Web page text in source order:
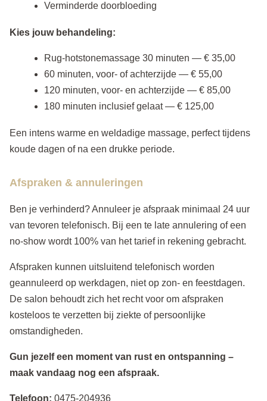
Verminderde doorbloeding
Kies jouw behandeling:
Rug-hotstonemassage 30 minuten — € 35,00
60 minuten, voor- of achterzijde — € 55,00
120 minuten, voor- en achterzijde — € 85,00
180 minuten inclusief gelaat — € 125,00
Een intens warme en weldadige massage, perfect tijdens
koude dagen of na een drukke periode.
Afspraken & annuleringen
Ben je verhinderd? Annuleer je afspraak minimaal 24 uur
van tevoren telefonisch. Bij een te late annulering of een
no-show wordt 100% van het tarief in rekening gebracht.
Afspraken kunnen uitsluitend telefonisch worden
geannuleerd op werkdagen, niet op zon- en feestdagen.
De salon behoudt zich het recht voor om afspraken
kosteloos te verzetten bij ziekte of persoonlijke
omstandigheden.
Gun jezelf een moment van rust en ontspanning –
maak vandaag nog een afspraak.
Telefoon: 0475-204936